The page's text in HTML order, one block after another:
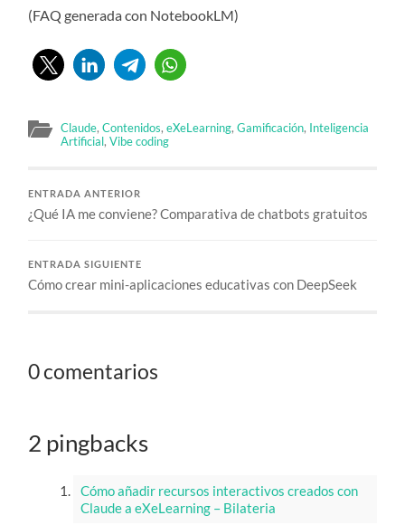
(FAQ generada con NotebookLM)
Claude,Contenidos,eXeLearning,Gamificación, Inteligencia
Artificial,Vibe coding
ENTRADA ANTERIOR
¿Qué IA me conviene? Comparativa de chatbots gratuitos
ENTRADA SIGUIENTE
Cómo crear mini-aplicaciones educativas con DeepSeek
0 comentarios
2 pingbacks
Cómo añadir recursos interactivos creados con
Claude a eXeLearning – Bilateria